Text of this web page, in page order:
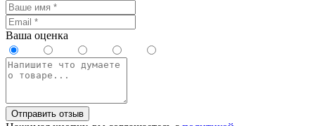
Ваша оценка
Отправить отзыв